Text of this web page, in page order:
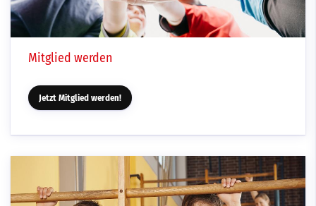
Mitglied werden
Jetzt Mitglied werden!